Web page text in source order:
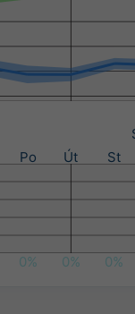
Po Út St
0% 0% 0%